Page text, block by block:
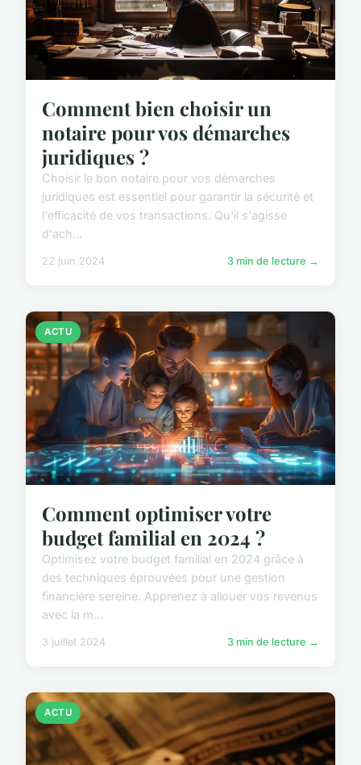
Comment bien choisir un
notaire pour vos démarches
juridiques ?
Choisir le bon notaire pour vos démarches
juridiques est essentiel pour garantir la sécurité et
l'efficacité de vos transactions. Qu'il s'agisse
d'ach...
22 juin 2024 3 min de lecture →
ACTU
Comment optimiser votre
budget familial en 2024 ?
Optimisez votre budget familial en 2024 grâce à
des techniques éprouvées pour une gestion
financière sereine. Apprenez à allouer vos revenus
avec la m...
3 juillet 2024 3 min de lecture →
ACTU